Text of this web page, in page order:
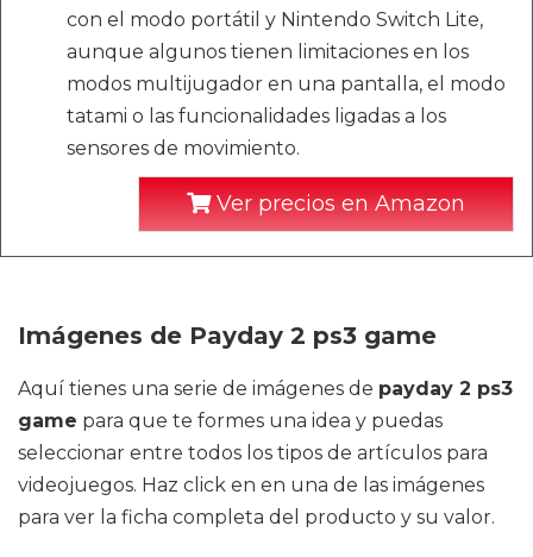
con el modo portátil y Nintendo Switch Lite,
aunque algunos tienen limitaciones en los
modos multijugador en una pantalla, el modo
tatami o las funcionalidades ligadas a los
sensores de movimiento.
Ver precios en Amazon
Imágenes de Payday 2 ps3 game
Aquí tienes una serie de imágenes de payday 2 ps3
game para que te formes una idea y puedas
seleccionar entre todos los tipos de artículos para
videojuegos. Haz click en en una de las imágenes
para ver la ficha completa del producto y su valor.